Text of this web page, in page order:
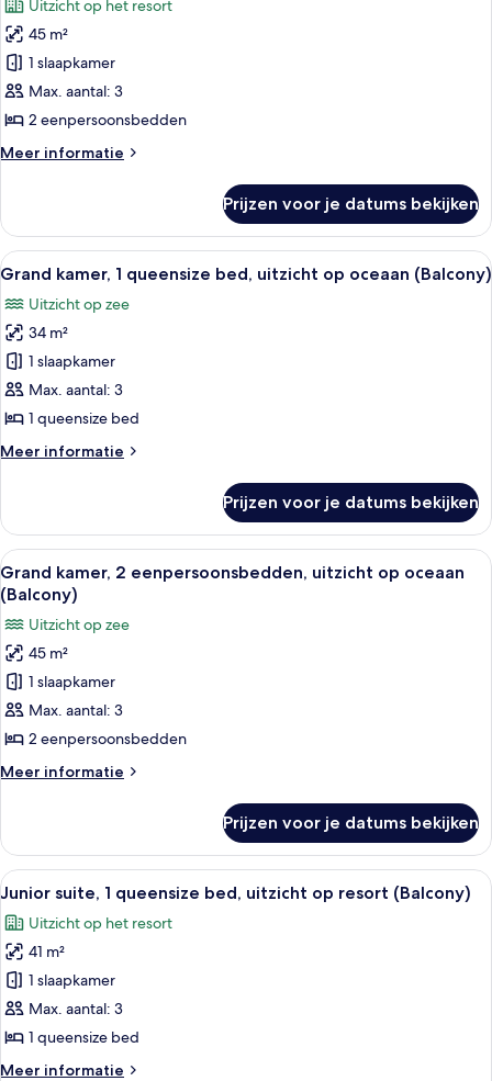
slaapbank,
uitzicht
op
resort
Grand
kamer,
2
eenpersoonsbedden,
uitzicht
op
resort
laden
Uitzicht op het resort
45 m²
1 slaapkamer
Max. aantal: 3
2 eenpersoonsbedden
Meer informatie
Meer
kamer,
eenpersoonsbedden,
op
resort
(Balcony)
Prijzen voor je datums bekijken
Alle
foto's
voor
Grand
kamer,
1
queensize
uitzicht
(Balcony)
laden
Een balkon met rieten meubilair,
7
Grand kamer, 1 queensize bed, uitzicht op oceaan (Balcony)
Uitzicht op zee
34 m²
1 slaapkamer
Max. aantal: 3
1 queensize bed
Meer informatie
Meer
kamer,
queensize
bed,
uitzicht
op
oceaan
(Balcony)
Prijzen voor je datums bekijken
Alle
foto's
voor
Grand
kamer,
2
eenpersoonsbedden,
uitzicht
op
oceaan
laden
Een balkon met rieten meubilair,
6
Grand kamer, 2 eenpersoonsbedden, uitzicht op oceaan
(Balcony)
Uitzicht op zee
45 m²
1 slaapkamer
Max. aantal: 3
2 eenpersoonsbedden
Meer informatie
Meer
kamer,
eenpersoonsbedden,
op
oceaan
(Balcony)
Prijzen voor je datums bekijken
Alle
foto's
voor
Junior
suite,
1
queensize
10
Junior suite, 1 queensize bed, uitzicht op resort (Balcony)
Uitzicht op het resort
41 m²
1 slaapkamer
Max. aantal: 3
1 queensize bed
Meer informatie
Meer